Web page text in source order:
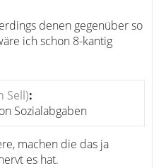
denen gegenüber so
ich schon 8-kantig
Sell):
Sozialabgaben
machen die das ja
es hat.